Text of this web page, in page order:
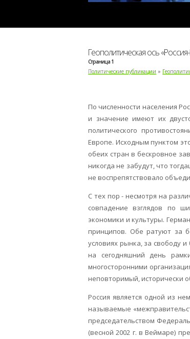
Геополитическая ось
Страница 1
Политические публикации »
По численности населения
и значение имеют их
политического
Европе. Исходным пунктом
обеих стран в бескровное
никогда не забудут, что
не воспрепятствовало
С тех пор - несмотря на
совпадение взглядов по
экономики и культуры.
принципов. Обе ратуют за
условиях рынка, за свободу
на сегодняшний день
многосторонними
неповторимый, исторически
Россия является одной из
называемые
председательством
(весной 2002 г. в Веймаре)